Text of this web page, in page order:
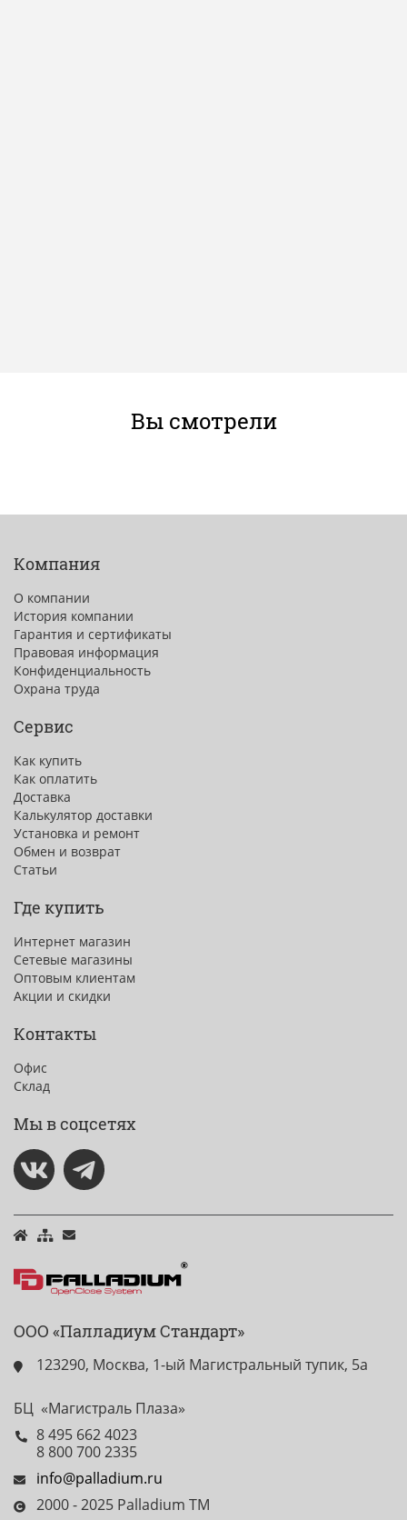
Вы смотрели
Компания
О компании
История компании
Гарантия и сертификаты
Правовая информация
Конфиденциальность
Охрана труда
Сервис
Как купить
Как оплатить
Доставка
Калькулятор доставки
Установка и ремонт
Обмен и возврат
Статьи
Где купить
Интернет магазин
Сетевые магазины
Оптовым клиентам
Акции и скидки
Контакты
Офис
Склад
Мы в соцсетях
ООО «Палладиум Стандарт»
123290, Москва, 1-ый Магистральный тупик, 5а
БЦ «Магистраль Плаза»
8 495 662 4023
8 800 700 2335
info@palladium.ru
2000 - 2025 Palladium TM